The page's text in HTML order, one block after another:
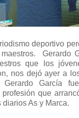
deportivo
Gerardo
que los
nos dejó ayer a
Gerardo García
que
As y Marca.